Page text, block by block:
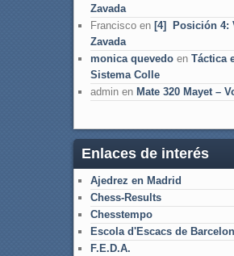
Zavada
Franciscoen [4] Posición 4:
Zavada
monica quevedoen Táctica
Sistema Colle
adminen Mate 320 Mayet –
Enlaces de interés
Ajedrez en Madrid
Chess-Results
Chesstempo
Escola d'Escacs de
F.E.D.A.